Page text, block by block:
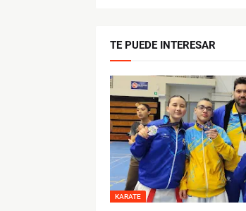
TE PUEDE INTERESAR
KARATE